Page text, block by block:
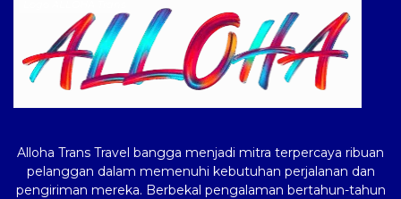
Alloha Trans Travel bangga menjadi mitra terpercaya ribuan
pelanggan dalam memenuhi kebutuhan perjalanan dan
pengiriman mereka. Berbekal pengalaman bertahun-tahun